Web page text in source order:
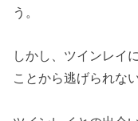
う。
しかし、ツインレイ
ことから逃げられな